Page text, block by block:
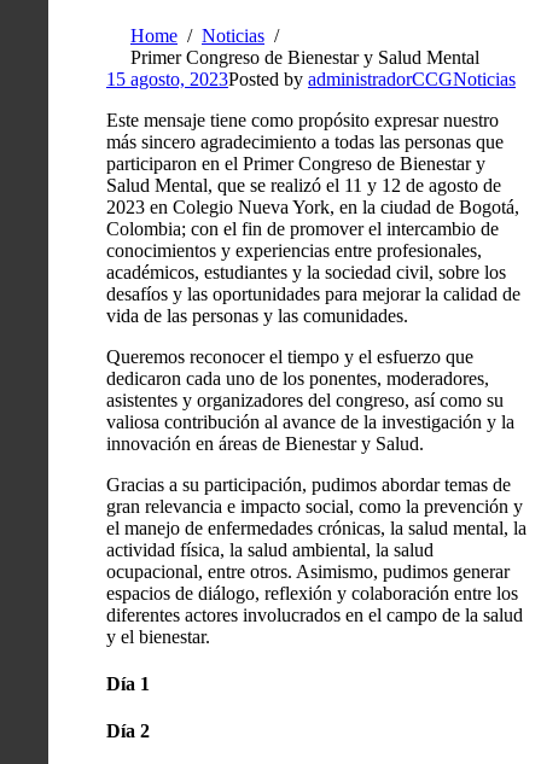
Home
Noticias
Primer Congreso de Bienestar y Salud Mental
15 agosto, 2023Posted by administradorCCGNoticias
Este mensaje tiene como propósito expresar nuestro
más sincero agradecimiento a todas las personas que
participaron en el Primer Congreso de Bienestar y
Salud Mental, que se realizó el 11 y 12 de agosto de
2023 en Colegio Nueva York, en la ciudad de Bogotá,
Colombia; con el fin de promover el intercambio de
conocimientos y experiencias entre profesionales,
académicos, estudiantes y la sociedad civil, sobre los
desafíos y las oportunidades para mejorar la calidad de
vida de las personas y las comunidades.
Queremos reconocer el tiempo y el esfuerzo que
dedicaron cada uno de los ponentes, moderadores,
asistentes y organizadores del congreso, así como su
valiosa contribución al avance de la investigación y la
innovación en áreas de Bienestar y Salud.
Gracias a su participación, pudimos abordar temas de
gran relevancia e impacto social, como la prevención y
el manejo de enfermedades crónicas, la salud mental, la
actividad física, la salud ambiental, la salud
ocupacional, entre otros. Asimismo, pudimos generar
espacios de diálogo, reflexión y colaboración entre los
diferentes actores involucrados en el campo de la salud
y el bienestar.
Día 1
Día 2